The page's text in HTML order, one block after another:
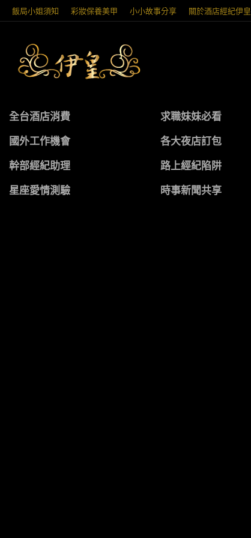
飯局小姐須知 彩妝保養美甲 小小故事分享 關於酒店經紀伊皇
全台酒店消費 求職妹妹必看
國外工作機會 各大夜店訂包
幹部經紀助理 路上經紀陷阱
星座愛情測驗 時事新聞共享